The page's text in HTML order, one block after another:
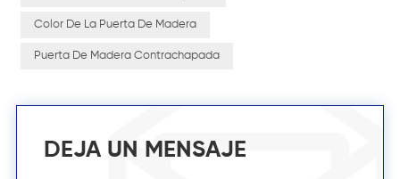
Color De La Puerta De Madera
Puerta De Madera Contrachapada
DEJA UN MENSAJE